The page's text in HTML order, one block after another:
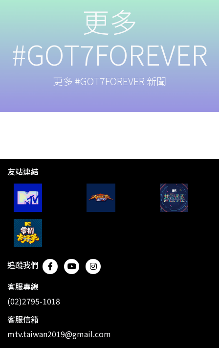
更多
#GOT7FOREVER
更多 #GOT7FOREVER 新聞
友站連結
追蹤我們
客服專線
(02)2795-1018
客服信箱
mtv.taiwan2019@gmail.com